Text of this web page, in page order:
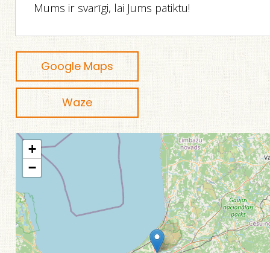
Mums ir svarīgi, lai Jums patiktu!
Google Maps
Waze
+
−